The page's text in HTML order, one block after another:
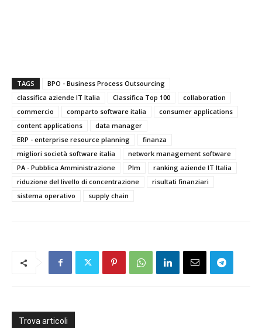
TAGS
BPO - Business Process Outsourcing
classifica aziende IT Italia
Classifica Top 100
collaboration
commercio
comparto software italia
consumer applications
content applications
data manager
ERP - enterprise resource planning
finanza
migliori società software italia
network management software
PA - Pubblica Amministrazione
Plm
ranking aziende IT Italia
riduzione del livello di concentrazione
risultati finanziari
sistema operativo
supply chain
Trova articoli